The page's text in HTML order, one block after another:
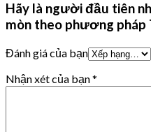
Hãy là người đầu tiên
mòn theo phương pháp
Đánh giá của bạn
Nhận xét của bạn*